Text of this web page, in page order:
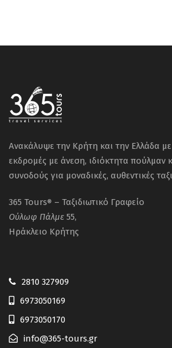
Ανακάλυψε την Κρήτη και την Ελλάδα
εκδρομές με άνεση, ιδιόκτητα πούλμαν
συνοδούς για μοναδικές, αυθεντικές
365 Tours® – Ταξιδιωτικό Γραφείο
Ούλωφ Πάλμε 55,
Ηράκλειο Κρήτης
2810 327909
6973050169
6973050170
info@365-tours.gr